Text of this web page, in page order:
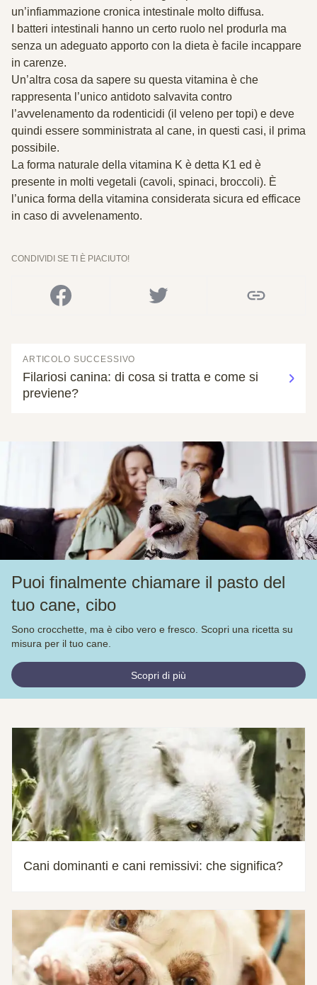
un’infiammazione cronica intestinale molto diffusa.
I batteri intestinali hanno un certo ruolo nel produrla ma
senza un adeguato apporto con la dieta è facile incappare
in carenze.
Un’altra cosa da sapere su questa vitamina è che
rappresenta l’unico antidoto salvavita contro
l’avvelenamento da rodenticidi (il veleno per topi) e deve
quindi essere somministrata al cane, in questi casi, il prima
possibile.
La forma naturale della vitamina K è detta K1 ed è
presente in molti vegetali (cavoli, spinaci, broccoli). È
l’unica forma della vitamina considerata sicura ed efficace
in caso di avvelenamento.
CONDIVIDI SE TI È PIACIUTO!
ARTICOLO SUCCESSIVO
Filariosi canina: di cosa si tratta e come si
previene?
Puoi finalmente chiamare il pasto del
tuo cane, cibo
Sono crocchette, ma è cibo vero e fresco. Scopri una ricetta su
misura per il tuo cane.
Scopri di più
Cani dominanti e cani remissivi: che significa?